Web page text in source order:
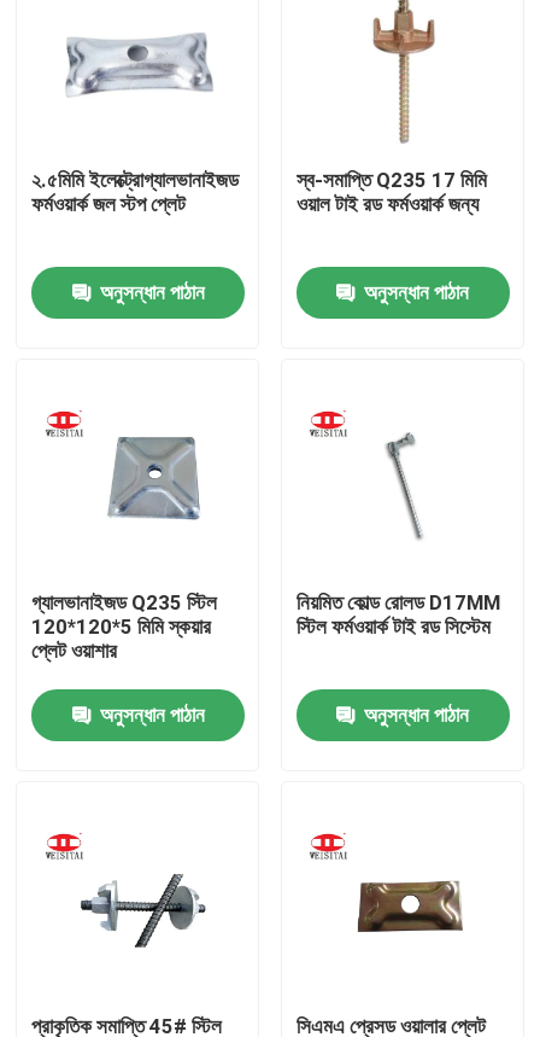
পণ্য
আমাদের সম্পর্কে
মান নিয়ন্ত্রণ
যোগাযোগ করুন
ইস্পাত ভারা পার্টস
ফ্রেম ভারা পার্টস
২.৫মিমি ইলেক্ট্রোগ্যালভানাইজড
ফর্মওয়ার্ক জল স্টপ প্লেট
অনুসন্ধান পাঠান
স্ব-সমাপ্তি Q235 17 মিমি
ওয়াল টাই রড ফর্মওয়ার্ক জন্য
অনুসন্ধান পাঠান
গ্যালভানাইজড Q235 স্টিল
120*120*5 মিমি স্কয়ার
প্লেট ওয়াশার
অনুসন্ধান পাঠান
নিয়মিত কোল্ড রোলড D17MM
স্টিল ফর্মওয়ার্ক টাই রড সিস্টেম
অনুসন্ধান পাঠান
প্রাকৃতিক সমাপ্তি 45# স্টিল সিএমএ প্রেসড ওয়ালার প্লেট